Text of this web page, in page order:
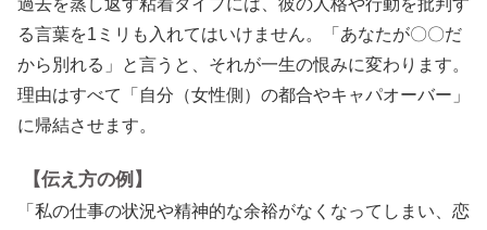
過去を蒸し返す粘着タイプには、彼の人格や行動を批判す
る言葉を1ミリも入れてはいけません。「あなたが〇〇だ
から別れる」と言うと、それが一生の恨みに変わります。
理由はすべて「自分（女性側）の都合やキャパオーバー」
に帰結させます。
【伝え方の例】
「私の仕事の状況や精神的な余裕がなくなってしまい、恋